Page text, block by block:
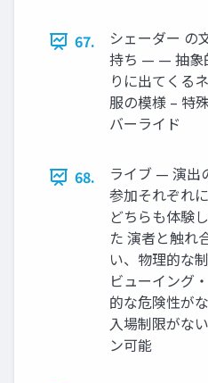
67.
シェーダー の
持ち — — 抽象
りに出てくる
服の模様 – 特
バーライド
68.
ライブ — 演出
参加それぞれ
どちらも体験
た 演者と触れ
い、物理的な
ビューイング
的な危険性が
入場制限がな
ン可能